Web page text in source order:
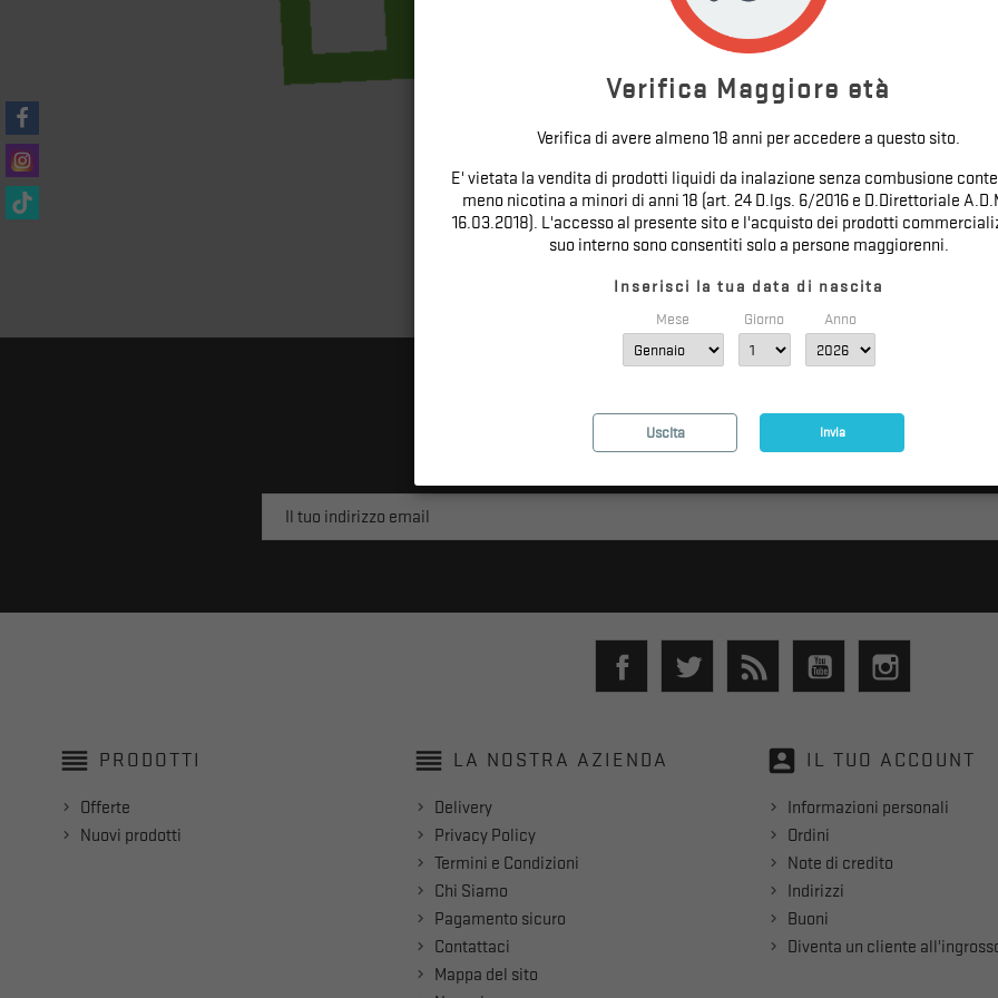
NEWSLETTER
Facebook Twitter YouTube
reorder PRODOTTI
Offerte
Nuovi prodotti
reorder LA NOSTRA AZIENDA
Delivery
Privacy Policy
Termini e Condizioni
Chi Siamo
Pagamento sicuro
Contattaci
Mappa del sito
account_box IL TUO ACCOUNT
Informazioni personali
Ordini
Note di credito
Indirizzi
Buoni
Diventa un cliente
Verifica Maggiore età
Verifica di avere almeno 18 anni per accedere a questo sito.
E' vietata la vendita di prodotti liquidi da inalazione senza combusione
meno nicotina a minori di anni 18 (art. 24 D.lgs. 6/2016 e D.Direttoriale
16.03.2018). L'accesso al presente sito e l'acquisto dei prodotti
suo interno sono consentiti solo a persone maggiorenni.
Inserisci la tua data di nascita
Mese Giorno Anno
Uscita Invia